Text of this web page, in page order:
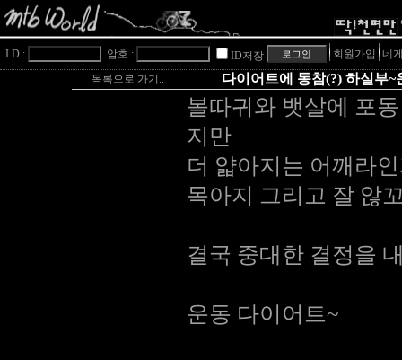
I D : 암호 : ID저장 회원가입
네
목록으로 가기..
다이어트에 동참(?) 하실부~
볼따귀와 뱃살에 포
지만
더 얇아지는 어깨라
목아지 그리고 잘 않
결국 중대한 결정을
운동 다이어트~